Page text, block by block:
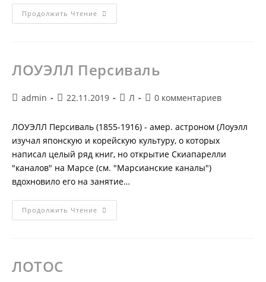
Продолжить Чтение ЛУГОВОЙ
ФЕНОМЕН
ЛОУЭЛЛ Персиваль
Автор
admin
Запись
22.11.2019
Рубрика
Л
Комментарии
0 комментариев
ЛОУЭЛЛ Персиваль (1855-1916) - амер. астроном (Лоуэлл
изучал японскую и корейскую культуру, о которых
написал целый ряд книг, но открытие Скиапарелли
"каналов" на Марсе (см. "Марсианские каналы")
вдохновило его на занятие…
Продолжить Чтение ЛОУЭЛЛ
Персиваль
ЛОТОС